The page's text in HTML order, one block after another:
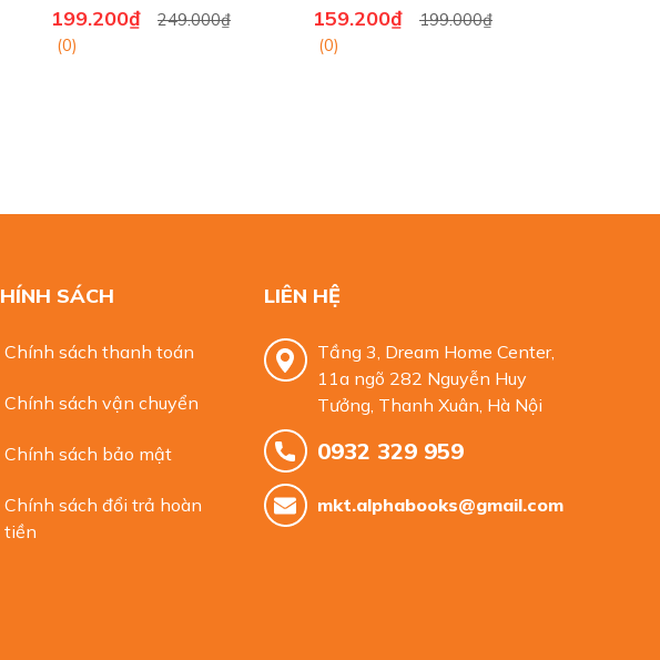
và thuốc lá Mỹ – RJR Nabisco – nhà sản xuất bánh quy Oreo và thuốc lá RJ
hàng đầu tư, nhà quản lý công ty, nhà đầu tư cổ phần tư nhân, các cổ
Não
199.200₫
249.000₫
(0)
159.200₫
199.000₫
(0)
SÁCH
Chính sách thanh toán
Chính sách vận chuyển
Chính sách bảo mật
Chính sách đổi trả hoàn
tiền
LIÊN HỆ
Tầng 3, Dream Home Center,
11a ngõ 282 Nguyễn Huy
Tưởng, Thanh Xuân, Hà Nội
0932 329 959
mkt.alphabooks@gmail.com